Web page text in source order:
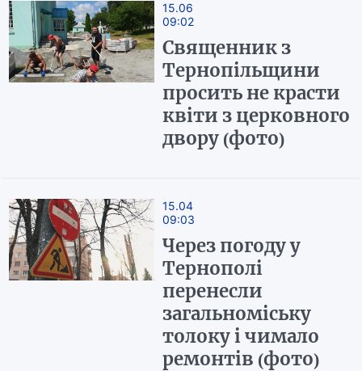
15.06
09:02
Священник з
Тернопільщини
просить не красти
квіти з церковного
двору (фото)
15.04
09:03
Через погоду у
Тернополі
перенесли
загальноміську
толоку і чимало
ремонтів (фото)